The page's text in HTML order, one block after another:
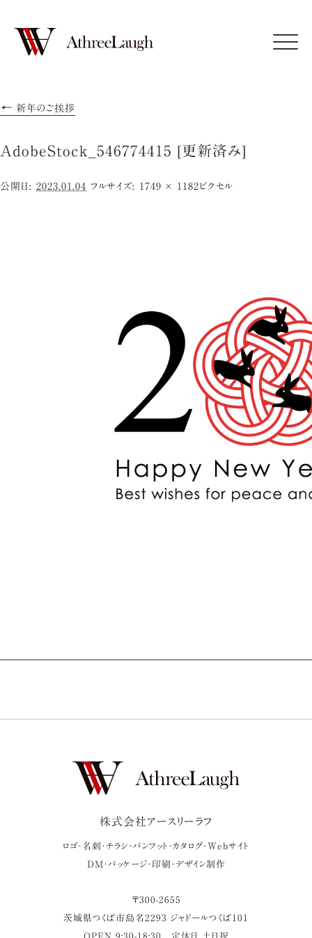
Click
← 新年のご挨拶
AdobeStock_546774415 [更新済み]
公開日: 2023.01.04 フルサイズ: 1749 × 1182ピクセル
株式会社アースリーラフ
ロゴ・名刺・チラシ・パンフット・カタログ・Webサイト
DM・パッケージ・印刷・デザイン制作
〒300-2655
茨城県つくば市島名2293 ジャドールつくば101